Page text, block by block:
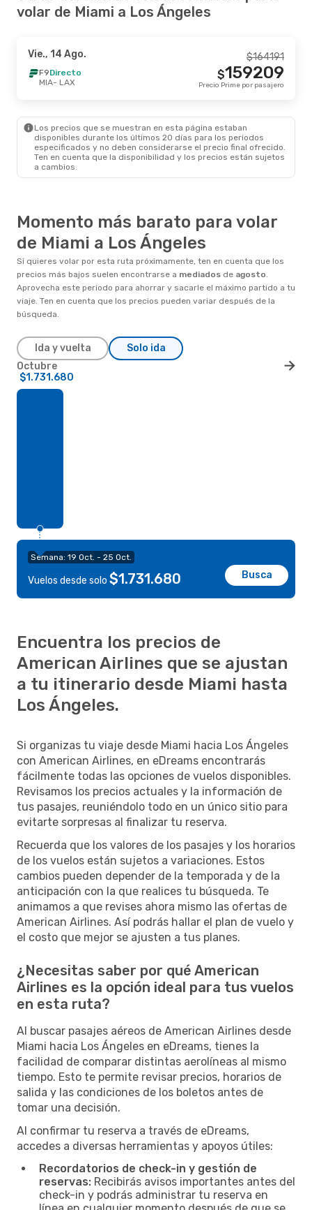
volar de Miami a Los Ángeles
Vie., 14 Ago.
F9Directo
MIA- LAX
164191
$
159209
$
Precio Prime por pasajero
Los precios que se muestran en esta página estaban
disponibles durante los últimos 20 días para los periodos
especificados y no deben considerarse el precio final ofrecido.
Ten en cuenta que la disponibilidad y los precios están sujetos
a cambios.
Momento más barato para volar
de Miami a Los Ángeles
Si quieres volar por esta ruta próximamente, ten en cuenta que los
precios más bajos suelen encontrarse a mediados de agosto.
Aprovecha este periodo para ahorrar y sacarle el máximo partido a tu
viaje. Ten en cuenta que los precios pueden variar después de la
búsqueda.
Ida y vuelta Solo ida
Semana: 19 Oct. - 25 Oct.
Vuelos desde solo $1.731.680 Busca
$1.731.680
Octubre
Encuentra los precios de
American Airlines que se ajustan
a tu itinerario desde Miami hasta
Los Ángeles.
Si organizas tu viaje desde Miami hacia Los Ángeles
con American Airlines, en eDreams encontrarás
fácilmente todas las opciones de vuelos disponibles.
Revisamos los precios actuales y la información de
tus pasajes, reuniéndolo todo en un único sitio para
evitarte sorpresas al finalizar tu reserva.
Recuerda que los valores de los pasajes y los horarios
de los vuelos están sujetos a variaciones. Estos
cambios pueden depender de la temporada y de la
anticipación con la que realices tu búsqueda. Te
animamos a que revises ahora mismo las ofertas de
American Airlines. Así podrás hallar el plan de vuelo y
el costo que mejor se ajusten a tus planes.
¿Necesitas saber por qué American
Airlines es la opción ideal para tus vuelos
en esta ruta?
Al buscar pasajes aéreos de American Airlines desde
Miami hacia Los Ángeles en eDreams, tienes la
facilidad de comparar distintas aerolíneas al mismo
tiempo. Esto te permite revisar precios, horarios de
salida y las condiciones de los boletos antes de
tomar una decisión.
Al confirmar tu reserva a través de eDreams,
accedes a diversas herramientas y apoyos útiles:
Recordatorios de check-in y gestión de
reservas: Recibirás avisos importantes antes del
check-in y podrás administrar tu reserva en